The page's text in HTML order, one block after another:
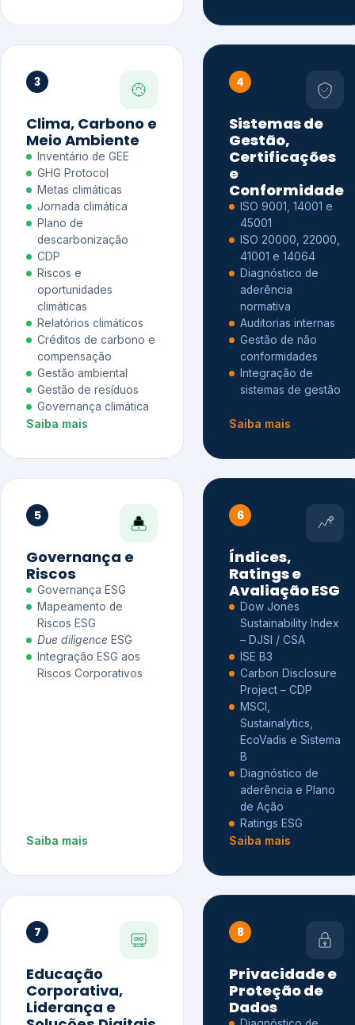
3
Clima, Carbono e
Meio Ambiente
Inventário de GEE
GHG Protocol
Metas climáticas
Jornada climática
Plano de
descarbonização
CDP
Riscos e
oportunidades
climáticas
Relatórios climáticos
Créditos de carbono e
compensação
Gestão ambiental
Gestão de resíduos
Governança climática
Saiba mais
4
Sistemas de
Gestão,
Certificações
e
Conformidade
ISO 9001, 14001 e
45001
ISO 20000, 22000,
41001 e 14064
Diagnóstico de
aderência
normativa
Auditorias internas
Gestão de não
conformidades
Integração de
sistemas de gestão
Saiba mais
5
Governança e
Riscos
Governança ESG
Mapeamento de
Riscos ESG
Due diligence ESG
Integração ESG aos
Riscos Corporativos
Saiba mais
6
Índices,
Ratings e
Avaliação ESG
Dow Jones
Sustainability Index
– DJSI / CSA
ISE B3
Carbon Disclosure
Project – CDP
MSCI,
Sustainalytics,
EcoVadis e Sistema
B
Diagnóstico de
aderência e Plano
de Ação
Ratings ESG
Saiba mais
7
Educação
Corporativa,
Liderança e
8
Privacidade e
Proteção de
Dados